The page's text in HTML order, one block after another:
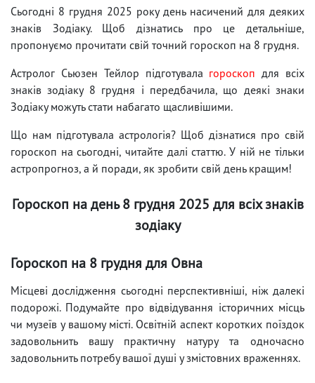
Сьогодні 8 грудня 2025 року день насичений для деяких
знаків Зодіаку. Щоб дізнатись про це детальніше,
пропонуємо прочитати свій точний гороскоп на 8 грудня.
Астролог Сьюзен Тейлор підготувала гороскоп для всіх
знаків зодіаку 8 грудня і передбачила, що деякі знаки
Зодіаку можуть стати набагато щасливішими.
Що нам підготувала астрологія? Щоб дізнатися про свій
гороскоп на сьогодні, читайте далі статтю. У ній не тільки
астропрогноз, а й поради, як зробити свій день кращим!
Гороскоп на день 8 грудня 2025 для всіх знаків
зодіаку
Гороскоп на 8 грудня для Овна
Місцеві дослідження сьогодні перспективніші, ніж далекі
подорожі. Подумайте про відвідування історичних місць
чи музеїв у вашому місті. Освітній аспект коротких поїздок
задовольнить вашу практичну натуру та одночасно
задовольнить потребу вашої душі у змістовних враженнях.